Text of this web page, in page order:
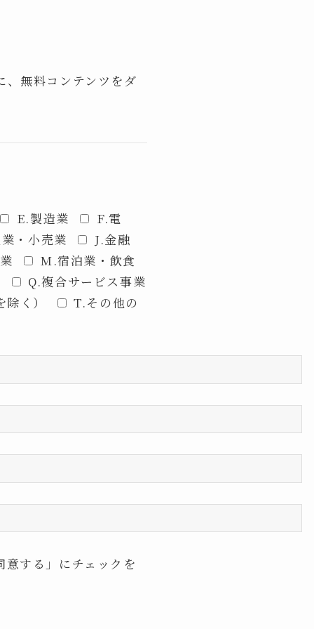
、無料コンテンツをダ
E.製造業
F.電
・小売業
J.金融
M.宿泊業・飲食
Q.複合サービス事業
く）
T.その他の
する」にチェックを